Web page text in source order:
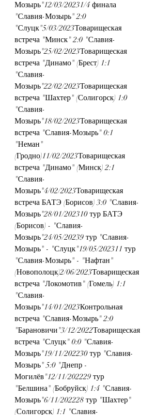
Мозырь"12/03/20231/4 финала
"Славия-Мозырь" 2:0
"Слуцк"5/03/2023Товарищеская
встреча "Минск" 2:0 "Славия-
Мозырь"25/02/2023Товарищеская
встреча "Динамо" (Брест) 1:1
"Славия-
Мозырь"22/02/2023Товарищеская
встреча "Шахтер" (Солигорск) 1:0
"Славия-
Мозырь"18/02/2023Товарищеская
встреча "Славия-Мозырь" 0:1
"Неман"
(Гродно)11/02/2023Товарищеская
встреча "Динамо" (Минск) 2:1
"Славия-
Мозырь"4/02/2023Товарищеская
встреча БАТЭ (Борисов) 3:0 "Славия-
Мозырь"28/01/202310 тур БАТЭ
(Борисов) - "Славия-
Мозырь"24/05/20239 тур "Славия-
Мозырь" - "Слуцк"19/05/202311 тур
"Славия-Мозырь" - "Нафтан"
(Новополоцк)2/06/2023Товарищеская
встреча "Локомотив" (Гомель) 1:1
"Славия-
Мозырь"14/01/2023Контрольная
встреча "Славия-Мозырь" 2:0
"Барановичи"3/12/2022Товарищеская
встреча "Слуцк" 0:0 "Славия-
Мозырь"19/11/202230 тур "Славия-
Мозырь" 5:0 "Днепр -
Могилёв"12/11/202229 тур
"Белшина" (Бобруйск) 1:4 "Славия-
Мозырь"6/11/202228 тур "Шахтер"
(Солигорск) 1:1 "Славия-